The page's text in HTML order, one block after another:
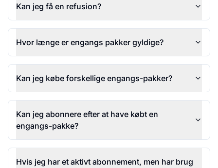
Kan jeg få en refusion?
Hvor længe er engangs pakker gyldige?
Kan jeg købe forskellige engangs-pakker?
Kan jeg abonnere efter at have købt en
engangs-pakke?
Hvis jeg har et aktivt abonnement, men har brug